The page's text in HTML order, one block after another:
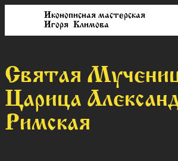
Иконописная мастерская
Игоря Климова
Святая
Царица
Римская